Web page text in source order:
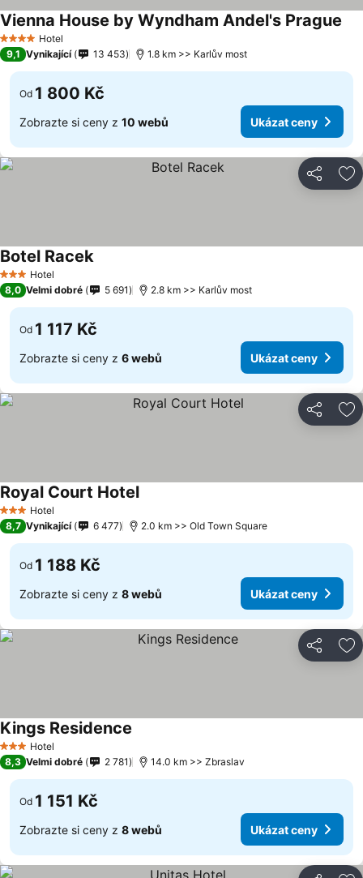
4 Počet hvězdiček
Hotel
Vienna House by Wyndham Andel's Prague
9,1 Vynikající 13 453 1.8 km >> Karlův most
Od 1 800 Kč
Zobrazte si ceny z 10 webů Ukázat ceny
Sdílet
3 Počet hvězdiček
Hotel
Botel Racek
8,0 Velmi dobré 5 691 2.8 km >> Karlův most
Od 1 117 Kč
Zobrazte si ceny z 6 webů Ukázat ceny
Sdílet
3 Počet hvězdiček
Hotel
Royal Court Hotel
8,7 Vynikající 6 477 2.0 km >> Old Town Square
Od 1 188 Kč
Zobrazte si ceny z 8 webů Ukázat ceny
Sdílet
3 Počet hvězdiček
Hotel
Kings Residence
8,3 Velmi dobré 2 781 14.0 km >> Zbraslav
Od 1 151 Kč
Zobrazte si ceny z 8 webů Ukázat ceny